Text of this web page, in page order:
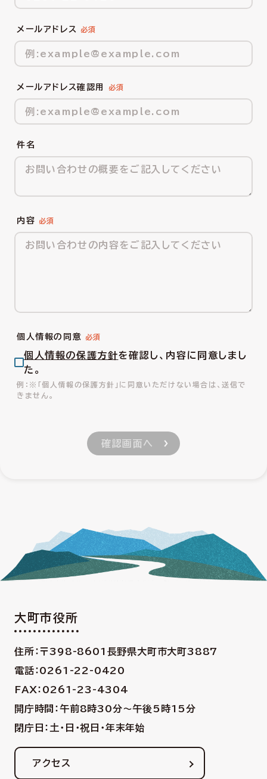
メールアドレス
メールアドレス確認用
件名
内容
個人情報の同意
個人情報の保護方針を確認し、内容に同意しまし
た。
※「個人情報の保護方針」に同意いただけない場合は、送信で
きません。
大町市役所
住所：〒398-8601 長野県大町市大町3887
電話：0261-22-0420
FAX：0261-23-4304
開庁時間：午前8時30分〜午後5時15分
閉庁日：土・日・祝日・年末年始
アクセス